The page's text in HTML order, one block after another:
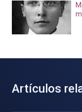
Artículos